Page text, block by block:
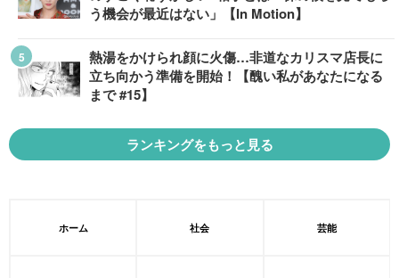
う機会が最近はない」【In Motion】
熱湯をかけられ顔に火傷…非道なカリスマ店長に
立ち向かう準備を開始！【醜い私があなたになる
まで #15】
ランキングをもっと見る
ホーム 社会 芸能